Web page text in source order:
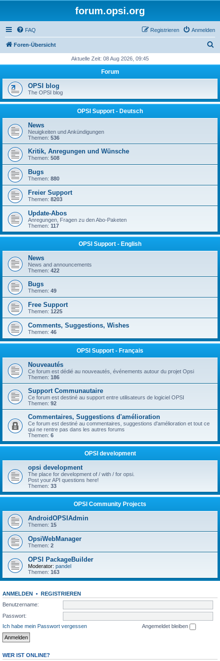
forum.opsi.org
FAQ Anmelden
Registrieren
Foren-Übersicht
h
Aktuelle Zeit: 08 Aug 2026, 09:45
Forum
OPSI blog
The OPSI blog
OPSI Support - Deutsch
News
Neuigkeiten und Ankündigungen
Themen: 536
Kritik, Anregungen und Wünsche
Themen: 508
Bugs
Themen: 880
Freier Support
Themen: 8203
Update-Abos
Anregungen, Fragen zu den Abo-Paketen
Themen: 117
OPSI Support - English
News
News and announcements
Themen: 422
Bugs
Themen: 49
Free Support
Themen: 1225
Comments, Suggestions, Wishes
Themen: 46
OPSI Support - Français
Nouveautés
Ce forum est dédié au nouveautés, événements autour du projet Opsi
Themen: 186
Support Communautaire
Ce forum est destiné au support entre utilisateurs de logiciel OPSI
Themen: 92
Commentaires, Suggestions d'amélioration
Ce forum est destiné au commentaires, suggestions d'amélioration et tout ce
qui ne rentre pas dans les autres forums
Themen: 6
OPSI development
opsi development
The place for development of / with / for opsi.
Post your API questions here!
Themen: 33
OPSI Community Projects
AndroidOPSIAdmin
Themen: 15
OpsiWebManager
Themen: 2
OPSI PackageBuilder
Moderator: pandel
Themen: 163
ANMELDEN • REGISTRIEREN
Benutzername:
Passwort:
Ich habe mein Passwort vergessen
Angemeldet bleiben
WER IST ONLINE?